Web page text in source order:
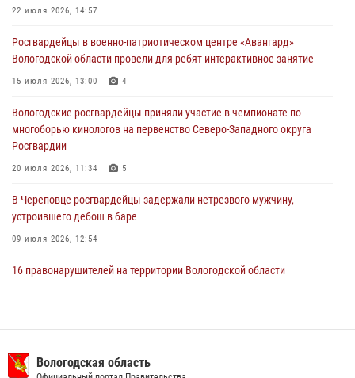
Росгвардейцы в г. Соколе задержали несовершеннолетнего
31 июля 2026, 06:43
В Вологде стартовал Чемпионат Северо-Западного округа
29 июля 2026, 13:20
22 июля 2026, 14:57
Росгвардейцы в военно-патриотическом центре «Авангард»
Вологодской области провели для ребят интерактивное занятие
15 июля 2026, 13:00 4
Вологодские росгвардейцы приняли участие в чемпионате по
многоборью кинологов на первенство Северо-Западного округа
Росгвардии
20 июля 2026, 11:34 5
В Череповце росгвардейцы задержали нетрезвого мужчину,
устроившего дебош в баре
09 июля 2026, 12:54
16 правонарушителей на территории Вологодской области
В Великом Устюге росгвардейцы задержали мужчин, устроивших
стрельбу
Вологодская область